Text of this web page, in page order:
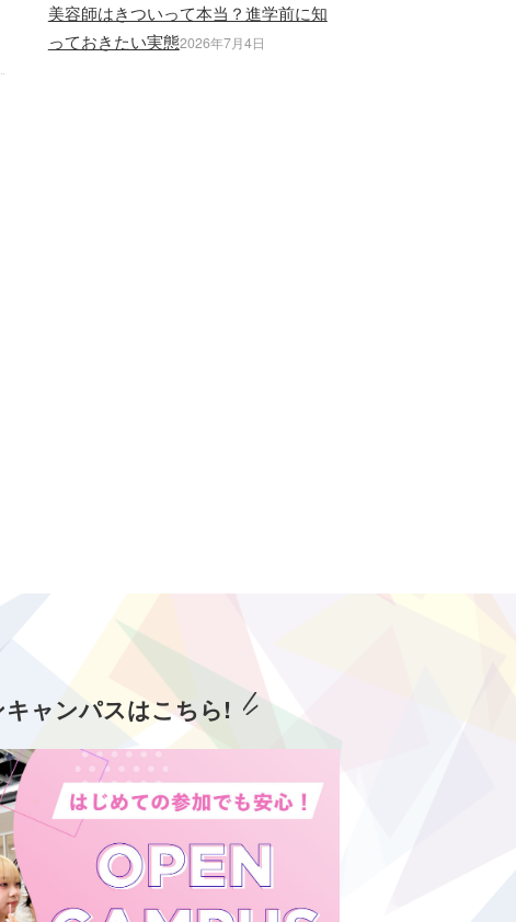
美容師はきついって本当？進学前に知
っておきたい実態2026年7月4日
ャンパスはこちら!